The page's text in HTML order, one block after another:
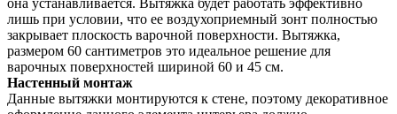
она устанавливается. Вытяжка будет работать эффективно
лишь при условии, что ее воздухоприемный зонт полностью
закрывает плоскость варочной поверхности. Вытяжка,
размером 60 сантиметров это идеальное решение для
варочных поверхностей шириной 60 и 45 см.
Настенный монтаж
Данные вытяжки монтируются к стене, поэтому декоративное